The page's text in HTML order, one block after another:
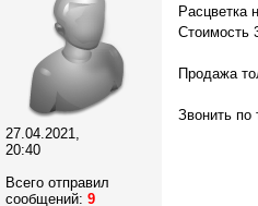
27.04.2021,
20:40
Всего отправил
сообщений: 9
Расцветка
Стоимость
Продажа
Звонить по